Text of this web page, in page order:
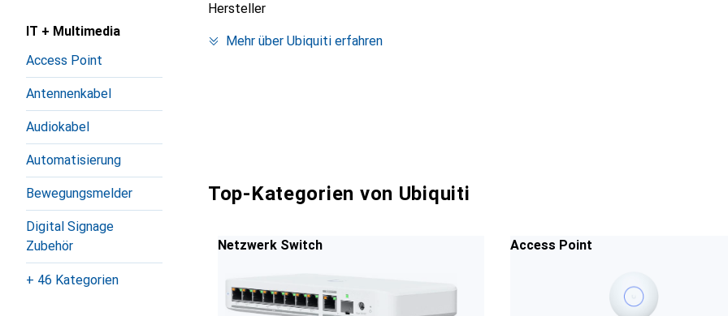
IT + Multimedia
Access Point
Antennenkabel
Audiokabel
Automatisierung
Bewegungsmelder
Digital Signage
Zubehör
+ 46 Kategorien
Hersteller
Mehr über Ubiquiti erfahren
Top-Kategorien von Ubiquiti
Netzwerk Switch Access Point